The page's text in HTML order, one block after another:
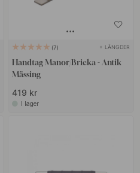
7 + LÄNGDER
Handtag Manor/Bricka - Antik
Mässing
419 kr
I lager